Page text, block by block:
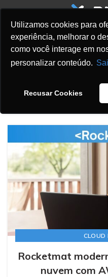
Utilizamos cookies para
experiência, melhorar o
como você interage em
personalizar conteúdo.
Recusar Cookies
Tag
HOME POSTS
CLOUD
Rocketmat
nuvem com